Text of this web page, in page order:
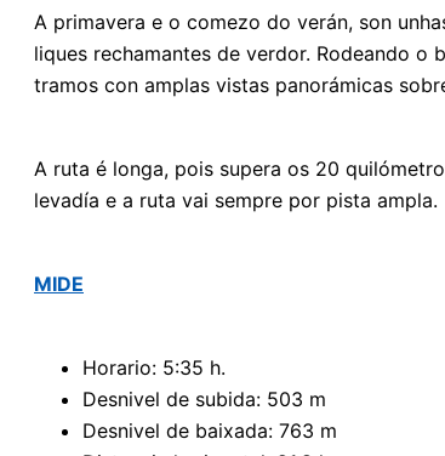
A primavera e o comezo do verán, son
liques rechamantes de verdor. Rodeando o
tramos con amplas vistas panorámicas
A ruta é longa, pois supera os 20
levadía e a ruta vai sempre por pista ampla.
MIDE
Horario: 5:35 h.
Desnivel de subida: 503 m
Desnivel de baixada: 763 m